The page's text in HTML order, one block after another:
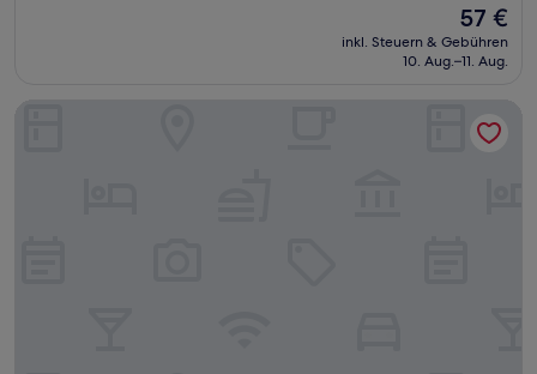
Der
Preis
beträgt
57 €
inkl. Steuern & Gebühren
10. Aug.–11. Aug.
Hotel Ele Puente Romano